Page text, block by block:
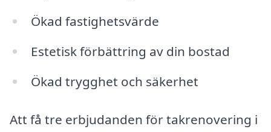
Ökad fastighetsvärde
Estetisk förbättring av din bostad
Ökad trygghet och säkerhet
Att få tre erbjudanden för takrenovering i